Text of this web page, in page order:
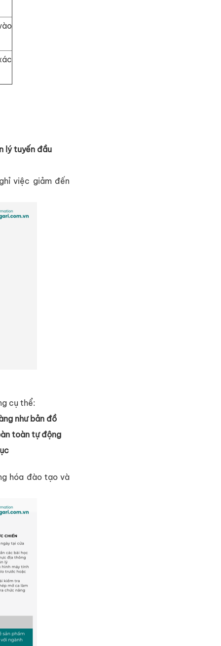
n lý tuyến đầu
ỉviệc giảm đến
cụ thể:
như bản đồ
toàn tựđộng
ục
hóa đào tạo và